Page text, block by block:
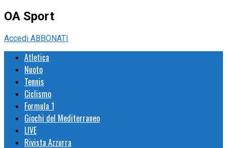
OA Sport
Accedi ABBONATI
Atletica
Nuoto
Tennis
Ciclismo
Formula 1
Giochi del Mediterraneo
LIVE
Rivista Azzurra